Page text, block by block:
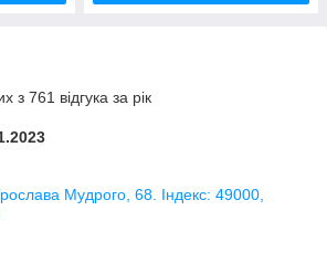
з 761 відгука за рік
Мудрого, 68. Індекс: 49000,